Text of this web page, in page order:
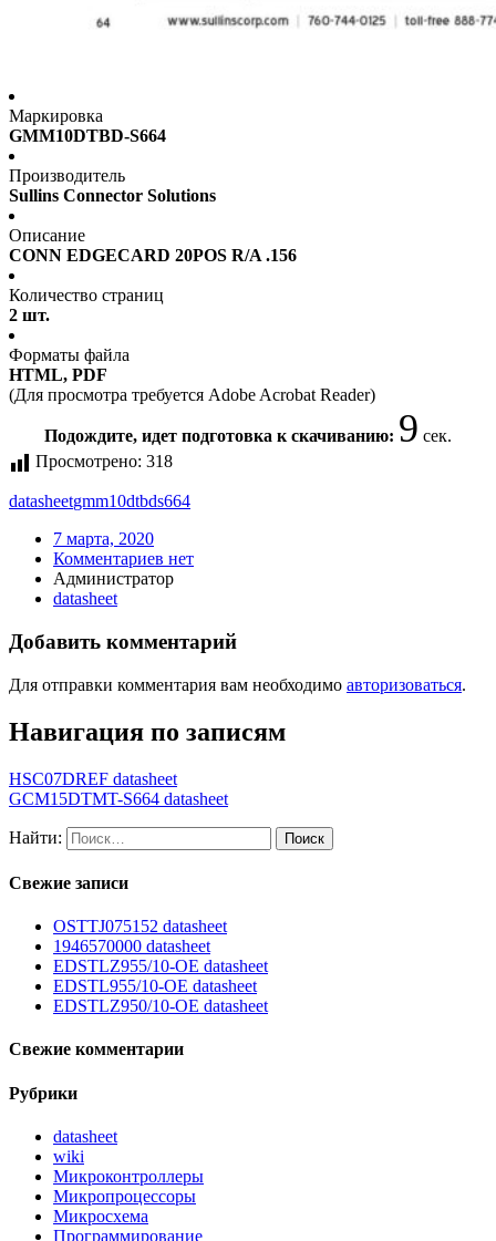
Маркировка
GMM10DTBD-S664
Производитель
Sullins Connector Solutions
Описание
CONN EDGECARD 20POS R/A .156
Количество страниц
2 шт.
Форматы файла
HTML, PDF
(Для просмотра требуется Adobe Acrobat Reader)
Подождите, идет подготовка к скачиванию: 9 сек.
Просмотрено: 318
datasheetgmm10dtbds664
7 марта, 2020
Комментариев нет
Администратор
datasheet
Добавить комментарий
Для отправки комментария вам необходимо авторизоваться.
Навигация по записям
HSC07DREF datasheet
GCM15DTMT-S664 datasheet
Найти:
Свежие записи
OSTTJ075152 datasheet
1946570000 datasheet
EDSTLZ955/10-OE datasheet
EDSTL955/10-OE datasheet
EDSTLZ950/10-OE datasheet
Свежие комментарии
Рубрики
datasheet
wiki
Микроконтроллеры
Микропроцессоры
Микросхема
Программирование